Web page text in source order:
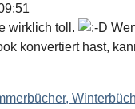
wirklich toll.
konvertiert hast,